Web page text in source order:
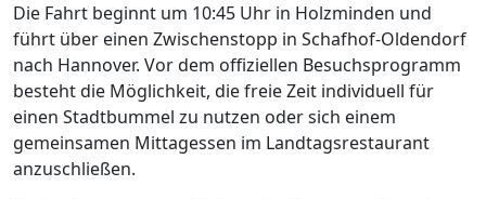
Die Fahrt beginnt um 10:45 Uhr in Holzminden und
führt über einen Zwischenstopp in Schafhof-Oldendorf
nach Hannover. Vor dem offiziellen Besuchsprogramm
besteht die Möglichkeit, die freie Zeit individuell für
einen Stadtbummel zu nutzen oder sich einem
gemeinsamen Mittagessen im Landtagsrestaurant
anzuschließen.